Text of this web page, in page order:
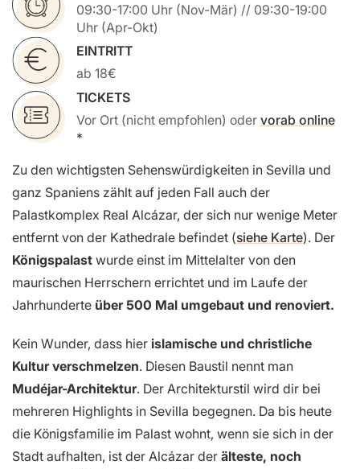
09:30-17:00 Uhr (Nov-Mär) // 09:30-19:00
Uhr (Apr-Okt)
EINTRITT
ab 18€
TICKETS
Vor Ort (nicht empfohlen) oder vorab online
Zu den wichtigsten Sehenswürdigkeiten in Sevilla und
ganz Spaniens zählt auf jeden Fall auch der
Palastkomplex Real Alcázar, der sich nur wenige Meter
entfernt von der Kathedrale befindet (siehe Karte). Der
Königspalast wurde einst im Mittelalter von den
maurischen Herrschern errichtet und im Laufe der
Jahrhunderte über 500 Mal umgebaut und renoviert.
Kein Wunder, dass hier islamische und christliche
Kultur verschmelzen. Diesen Baustil nennt man
Mudéjar-Architektur. Der Architekturstil wird dir bei
mehreren Highlights in Sevilla begegnen. Da bis heute
die Königsfamilie im Palast wohnt, wenn sie sich in der
Stadt aufhalten, ist der Alcázar der älteste, noch